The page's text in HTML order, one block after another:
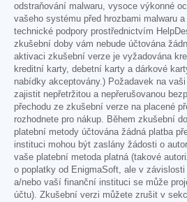
odstraňování malwaru, vysoce výkonné
vašeho systému před hrozbami malwaru
technické podpory prostřednictvím
zkušební doby vám nebude účtována
aktivaci zkušební verze je vyžadována
kreditní karty, debetní karty a dárkové
nabídky akceptovány.) Požadavek na
zajistit nepřetržitou a nepřerušovanou
přechodu ze zkušební verze na placené
rozhodnete pro nákup. Během zkušební
platební metody účtována žádná platba
instituci mohou být zaslány žádosti o
vaše platební metoda platná (takové
o poplatky od EnigmaSoft, ale v
a/nebo vaší finanční instituci se může
účtu). Zkušební verzi můžete zrušit v